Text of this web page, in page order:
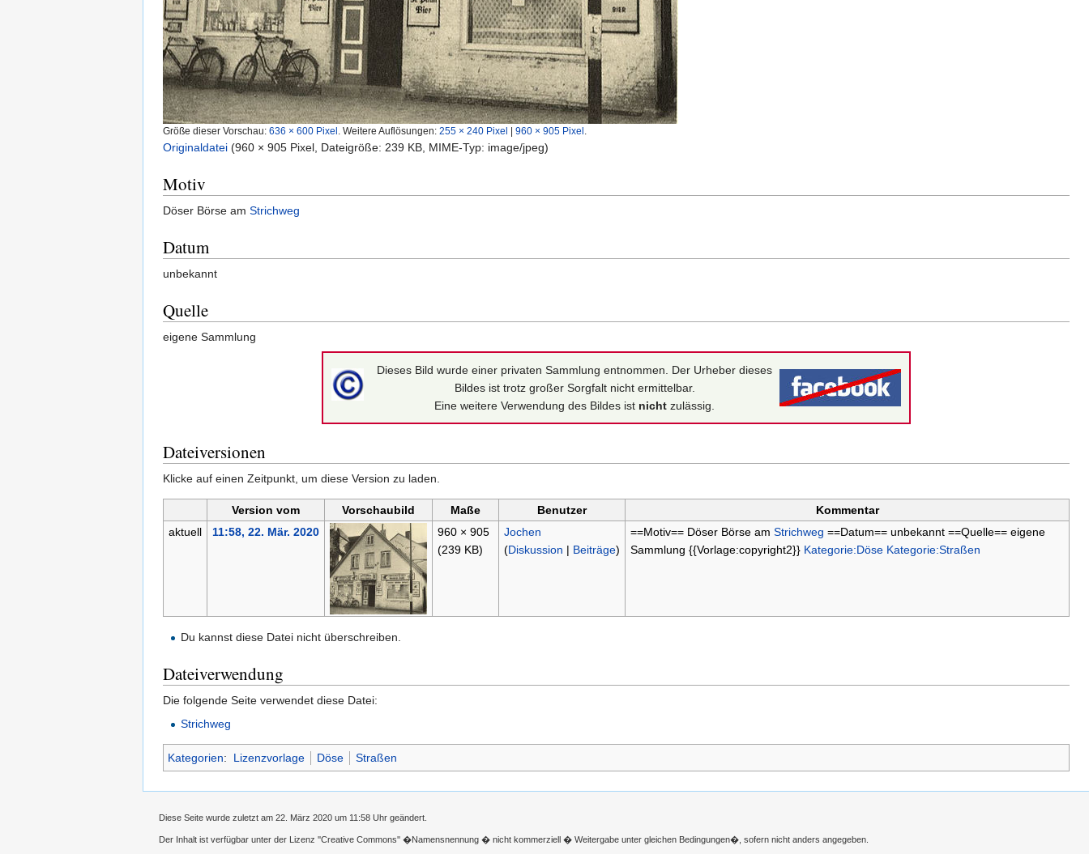
Größe dieser Vorschau: 636 × 600 Pixel Weitere Auflösungen: 255 × 240 Pixel | 960 × 905 Pixel
Originaldatei (960 × 905 Pixel, Dateigröße: 239 KB, MIME-Typ: image/jpeg)
Motiv
Döser Börse am Strichweg
Datum
unbekannt
Quelle
eigene Sammlung
Dieses Bild wurde einer privaten Sammlung entnommen. Der Urheber dieses
Bildes ist trotz großer Sorgfalt nicht ermittelbar.
Eine weitere Verwendung des Bildes ist nicht zulässig.
Dateiversionen
Klicke auf einen Zeitpunkt, um diese Version zu laden.
Version vom Vorschaubild Maße Benutzer
Kommentar
aktuell
11:58, 22. Mär. 2020
960 × 905
(239 KB)
Jochen
(Diskussion | Beiträge)
==Motiv== Döser Börse am Strichweg ==Datum== unbekannt ==Quelle== eigene
Sammlung {{Vorlage:copyright2}} Kategorie:Döse Kategorie:Straßen
Du kannst diese Datei nicht überschreiben.
Dateiverwendung
Die folgende Seite verwendet diese Datei:
Strichweg
Kategorien: Lizenzvorlage Döse Straßen
Diese Seite wurde zuletzt am 22. März 2020 um 11:58 Uhr geändert.
Der Inhalt ist verfügbar unter der Lizenz ''Creative Commons'' �Namensnennung � nicht kommerziell � Weitergabe unter gleichen Bedingungen�, sofern nicht anders angegeben.